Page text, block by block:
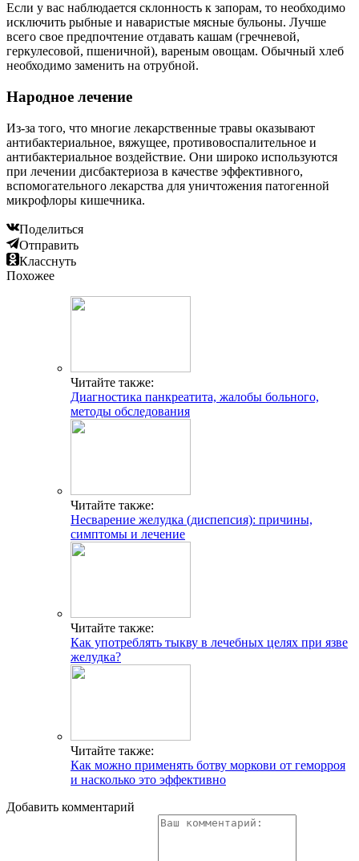
Если у вас наблюдается склонность к запорам, то необходимо
исключить рыбные и наваристые мясные бульоны. Лучше
всего свое предпочтение отдавать кашам (гречневой,
геркулесовой, пшеничной), вареным овощам. Обычный хлеб
необходимо заменить на отрубной.
Народное лечение
Из-за того, что многие лекарственные травы оказывают
антибактериальное, вяжущее, противовоспалительное и
антибактериальное воздействие. Они широко используются
при лечении дисбактериоза в качестве эффективного,
вспомогательного лекарства для уничтожения патогенной
микрофлоры кишечника.
Поделиться
Отправить
Класснуть
Похожее
Читайте также:
Диагностика панкреатита, жалобы больного,
методы обследования
Читайте также:
Несварение желудка (диспепсия): причины,
симптомы и лечение
Читайте также:
Как употреблять тыкву в лечебных целях при язве
желудка?
Читайте также:
Как можно применять ботву моркови от геморроя
и насколько это эффективно
Добавить комментарий